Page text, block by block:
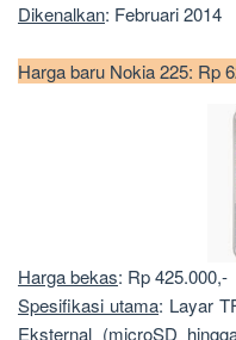
Dikenalkan: Februari 2014
Harga baru Nokia 225: Rp
Harga bekas: Rp 425.000,-
Spesifikasi utama: Layar
Eksternal (microSD